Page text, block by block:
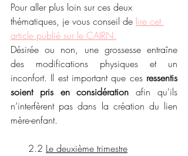
Pour aller plus loin sur ces deux
thématiques, je vous conseil de lire cet
article publié sur le CAIRN.
Désirée ou non, une grossesse entraîne
des modifications physiques et un
inconfort. Il est important que ces ressentis
soient pris en considération afin qu'ils
n’interfèrent pas dans la création du lien
mère-enfant.
      2.2
Le deuxième trimestre